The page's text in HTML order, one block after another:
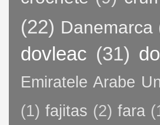
(22) Danemarca
dovleac (31)
Emiratele Arabe
(1) fajitas (2) fara